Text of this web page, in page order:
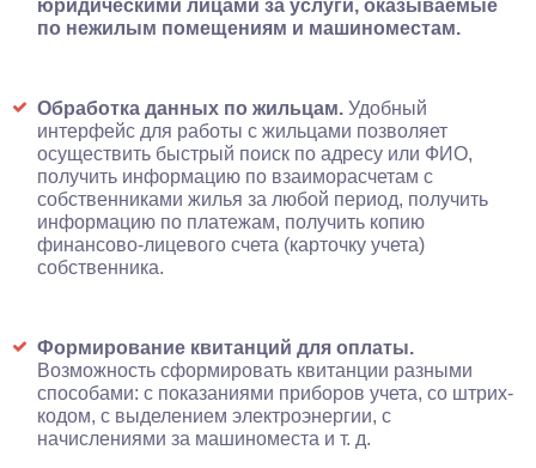
юридическими лицами за услуги, оказываемые
по нежилым помещениям и машиноместам.
Обработка данных по жильцам. Удобный
интерфейс для работы с жильцами позволяет
осуществить быстрый поиск по адресу или ФИО,
получить информацию по взаиморасчетам с
собственниками жилья за любой период, получить
информацию по платежам, получить копию
финансово-лицевого счета (карточку учета)
собственника.
Формирование квитанций для оплаты.
Возможность сформировать квитанции разными
способами: с показаниями приборов учета, со штрих-
кодом, с выделением электроэнергии, с
начислениями за машиноместа и т. д.